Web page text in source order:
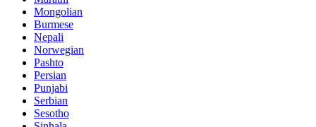
Mongolian
Burmese
Nepali
Norwegian
Pashto
Persian
Punjabi
Serbian
Sesotho